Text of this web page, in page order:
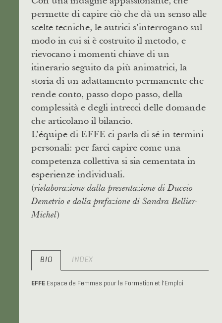
permette di capire ciò che dà un senso alle
scelte tecniche, le autrici s’interrogano sul
modo in cui si è costruito il metodo, e
rievocano i momenti chiave di un
itinerario seguito da più animatrici, la
storia di un adattamento permanente che
rende conto, passo dopo passo, della
complessità e degli intrecci delle domande
che articolano il bilancio.
L’équipe di EFFE ci parla di sé in termini
personali: per farci capire come una
competenza collettiva si sia cementata in
esperienze individuali.
(rielaborazione dalla presentazione di Duccio
Demetrio e dalla prefazione di Sandra Bellier-
Michel)
BIO INDEX
EFFEEspace de Femmes pour la Formation et l'Emploi